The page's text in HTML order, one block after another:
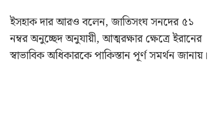
ইসহাক দার আরও বলেন, জাতিসংঘ সনদের ৫১
নম্বর অনুচ্ছেদ অনুযায়ী, আত্মরক্ষার ক্ষেত্রে ইরানের
স্বাভাবিক অধিকারকে পাকিস্তান পূর্ণ সমর্থন জানায়।